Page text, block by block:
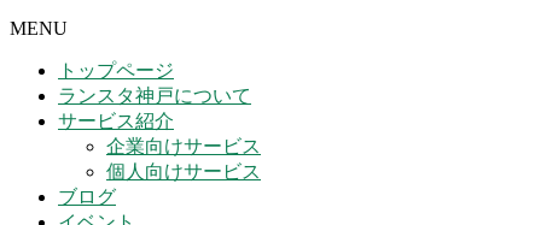
MENU
トップページ
ランスタ神戸について
サービス紹介
企業向けサービス
個人向けサービス
ブログ